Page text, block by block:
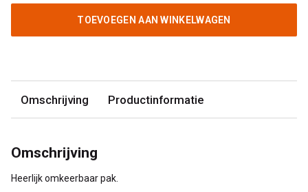
TOEVOEGEN AAN WINKELWAGEN
Omschrijving Productinformatie
Omschrijving
Heerlijk omkeerbaar pak.